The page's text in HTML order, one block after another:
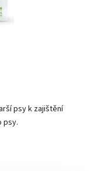
psy k zajištění
psy.